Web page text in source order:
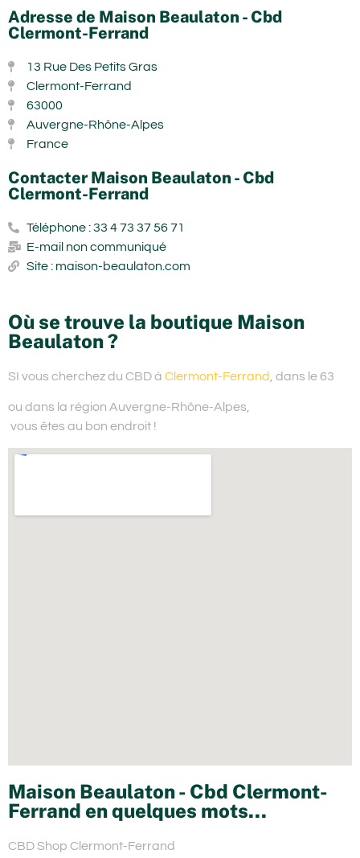
Adresse de Maison Beaulaton - Cbd
Clermont-Ferrand
13 Rue Des Petits Gras
Clermont-Ferrand
63000
Auvergne-Rhône-Alpes
France
Contacter Maison Beaulaton - Cbd
Clermont-Ferrand
Téléphone : 33 4 73 37 56 71
E-mail non communiqué
Site : maison-beaulaton.com
Où se trouve la boutique Maison
Beaulaton ?
SI vous cherchez du CBD à Clermont-Ferrand , dans le 63
ou dans la région Auvergne-Rhône-Alpes,
vous êtes au bon endroit !
Maison Beaulaton - Cbd Clermont-
Ferrand en quelques mots...
CBD Shop Clermont-Ferrand